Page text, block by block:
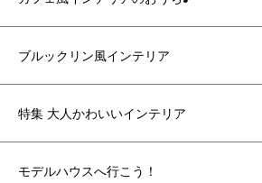
ブルックリン風インテリア
特集 大人かわいいインテリア
モデルハウスへ行こう！